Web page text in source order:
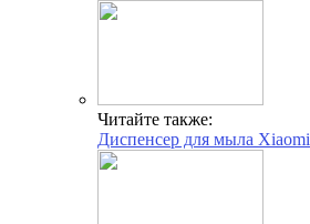
Читайте также:
Диспенсер для мыла Xiaomi